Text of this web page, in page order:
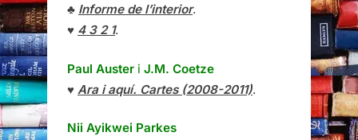
♣ Informe de l’interior.
♥ 4 3 2 1.
Paul Auster i J.M. Coetze
♥ Ara i aquí. Cartes (2008-2011).
Nii Ayikwei Parkes